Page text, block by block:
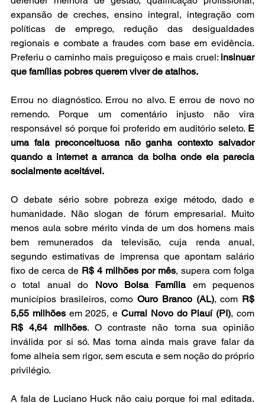
expansão de creches, ensino integral, integração com
políticas de emprego, redução das desigualdades
regionais e combate a fraudes com base em evidência.
Preferiu o caminho mais preguiçoso e mais cruel: insinuar
que famílias pobres querem viver de atalhos.
Errou no diagnóstico. Errou no alvo. E errou de novo no
remendo. Porque um comentário injusto não vira
responsável só porque foi proferido em auditório seleto. E
uma fala preconceituosa não ganha contexto salvador
quando a internet a arranca da bolha onde ela parecia
socialmente aceitável.
O debate sério sobre pobreza exige método, dado e
humanidade. Não slogan de fórum empresarial. Muito
menos aula sobre mérito vinda de um dos homens mais
bem remunerados da televisão, cuja renda anual,
segundo estimativas de imprensa que apontam salário
fixo de cerca de R$ 4 milhões por mês, supera com folga
o total anual do Novo Bolsa Família em pequenos
municípios brasileiros, como Ouro Branco (AL), com R$
5,55 milhões em 2025, e Curral Novo do Piauí (PI)
R$ 4,64 milhões. O contraste não torna sua opinião
inválida por si só. Mas torna ainda mais grave falar da
fome alheia sem rigor, sem escuta e sem noção do próprio
privilégio.
A fala de Luciano Huck não caiu porque foi mal editada.